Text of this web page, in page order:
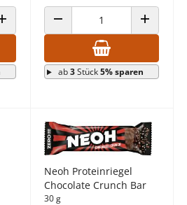
ANZAHL ERHÖHENANZAHL VERRINGERN ANZAHL
ab3Stück5% sparen
Neoh Proteinriegel
Chocolate Crunch Bar
30 g